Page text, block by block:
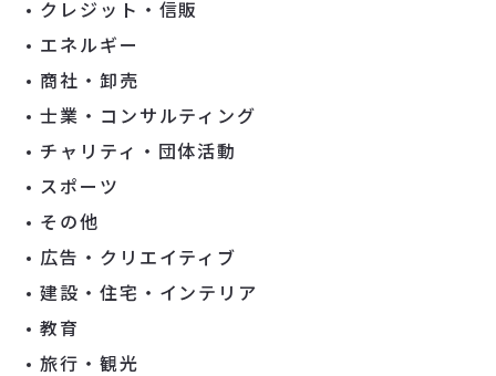
クレジット・信販
エネルギー
商社・卸売
士業・コンサルティング
チャリティ・団体活動
スポーツ
その他
広告・クリエイティブ
建設・住宅・インテリア
教育
旅行・観光